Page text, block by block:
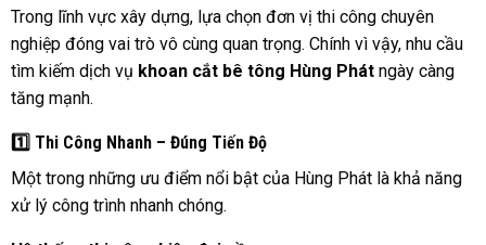
Trong lĩnh vực xây dựng, lựa chọn đơn vị thi công chuyên
nghiệp đóng vai trò vô cùng quan trọng. Chính vì vậy, nhu cầu
tìm kiếm dịch vụ khoan cắt bê tông Hùng Phátngày càng
tăng mạnh.
1️⃣ Thi Công Nhanh – Đúng Tiến Độ
Một trong những ưu điểm nổi bật của Hùng Phát là khả năng
xử lý công trình nhanh chóng.